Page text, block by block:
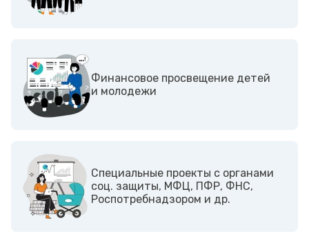
Финансовое просвещение детей
и молодежи
Cпециальные проекты с органами
соц. защиты, МФЦ, ПФР, ФНС,
Роспотребнадзором и др.